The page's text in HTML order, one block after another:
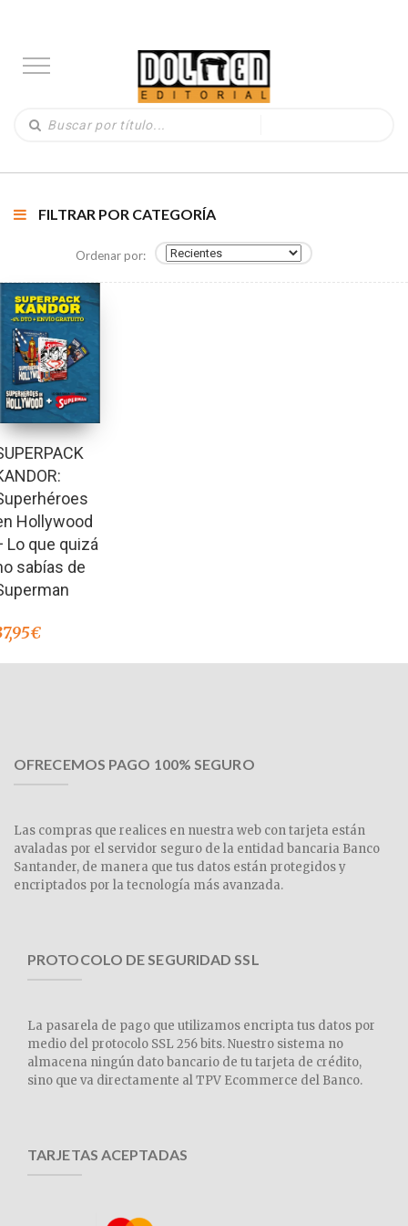
FILTRAR POR CATEGORÍA
Ordenar por:
Hollywood
Lo que quizá
sabías de
€
OFRECEMOS PAGO 100% SEGURO
Las compras que realices en nuestra web con tarjeta están
avaladas por el servidor seguro de la entidad bancaria Banco
Santander, de manera que tus datos están protegidos y
encriptados por la tecnología más avanzada.
PROTOCOLO DE SEGURIDAD SSL
La pasarela de pago que utilizamos encripta tus datos por
medio del protocolo SSL 256 bits. Nuestro sistema no
almacena ningún dato bancario de tu tarjeta de crédito,
sino que va directamente al TPV Ecommerce del Banco.
TARJETAS ACEPTADAS